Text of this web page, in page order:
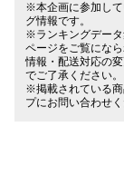
※本企画に参加して
グ情報です。
※ランキングデー
ページをご覧にな
情報・配送対応の
でご了承ください。
※掲載されている商
プにお問い合わせく